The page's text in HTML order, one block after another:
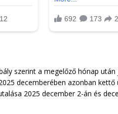
szerint a megelőző hónap
decemberében azonban kettő
2025 december 2-án és